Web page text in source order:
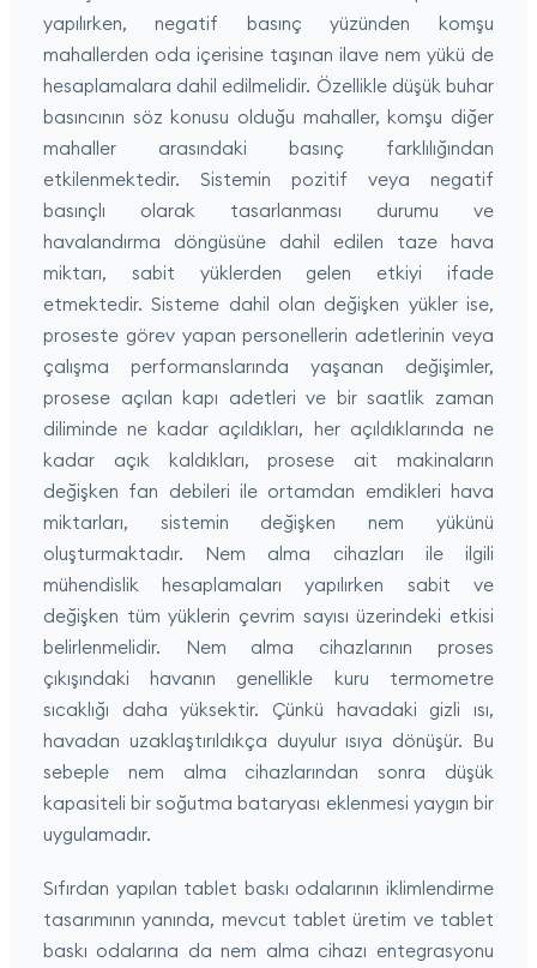
yapılırken, negatif basınç yüzünden komşu
mahallerden oda içerisine taşınan ilave nem yükü de
hesaplamalara dahil edilmelidir. Özellikle düşük buhar
basıncının söz konusu olduğu mahaller, komşu diğer
mahaller arasındaki basınç farklılığından
etkilenmektedir. Sistemin pozitif veya negatif
basınçlı olarak tasarlanması durumu ve
havalandırma döngüsüne dahil edilen taze hava
miktarı, sabit yüklerden gelen etkiyi ifade
etmektedir. Sisteme dahil olan değişken yükler ise,
proseste görev yapan personellerin adetlerinin veya
çalışma performanslarında yaşanan değişimler,
prosese açılan kapı adetleri ve bir saatlik zaman
diliminde ne kadar açıldıkları, her açıldıklarında ne
kadar açık kaldıkları, prosese ait makinaların
değişken fan debileri ile ortamdan emdikleri hava
miktarları, sistemin değişken nem yükünü
oluşturmaktadır. Nem alma cihazları ile ilgili
mühendislik hesaplamaları yapılırken sabit ve
değişken tüm yüklerin çevrim sayısı üzerindeki etkisi
belirlenmelidir. Nem alma cihazlarının proses
çıkışındaki havanın genellikle kuru termometre
sıcaklığı daha yüksektir. Çünkü havadaki gizli ısı,
havadan uzaklaştırıldıkça duyulur ısıya dönüşür. Bu
sebeple nem alma cihazlarından sonra düşük
kapasiteli bir soğutma bataryası eklenmesi yaygın bir
uygulamadır.
Sıfırdan yapılan tablet baskı odalarının iklimlendirme
tasarımının yanında, mevcut tablet üretim ve tablet
baskı odalarına da nem alma cihazı entegrasyonu